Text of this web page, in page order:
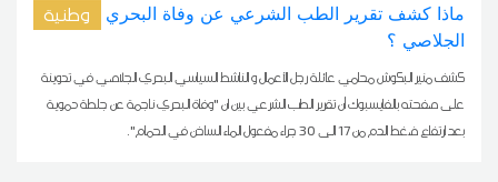
وطنية
كشف منير البكوش محامي عائلة رجل الأعمال و الناشط السياسي البحري الجلاصي في تدوينة
على صفحته بالفايسبوك أن تقرير الطب الشرعي بين ان "وفاة البحري ناجمة عن جلطة دموية
بعد ارتفاع ضغط الدم من 17 الى 30 جراء مفعول الماء الساخن في الحمام".